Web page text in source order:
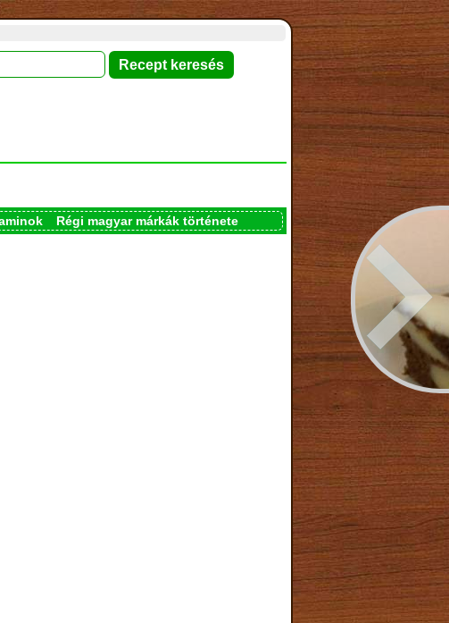
Régi magyar márkák története